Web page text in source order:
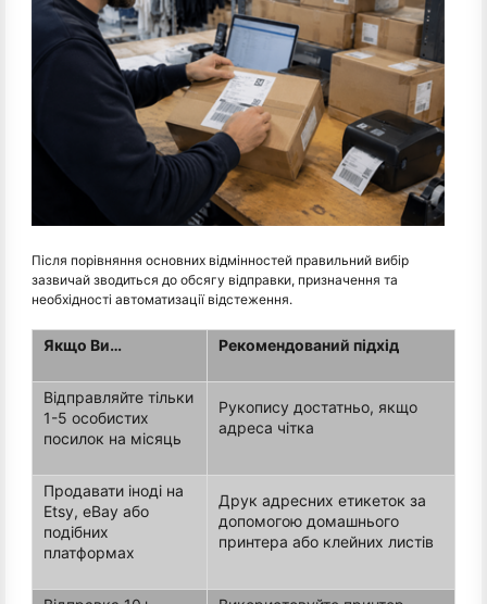
Після порівняння основних відмінностей правильний вибір
зазвичай зводиться до обсягу відправки, призначення та
необхідності автоматизації відстеження.
Якщо Ви… Рекомендований підхід
Відправляйте тільки
1-5 особистих
посилок на місяць
Рукопису достатньо, якщо
адреса чітка
Продавати іноді на
Etsy, eBay або
подібних
платформах
Друк адресних етикеток за
допомогою домашнього
принтера або клейних листів